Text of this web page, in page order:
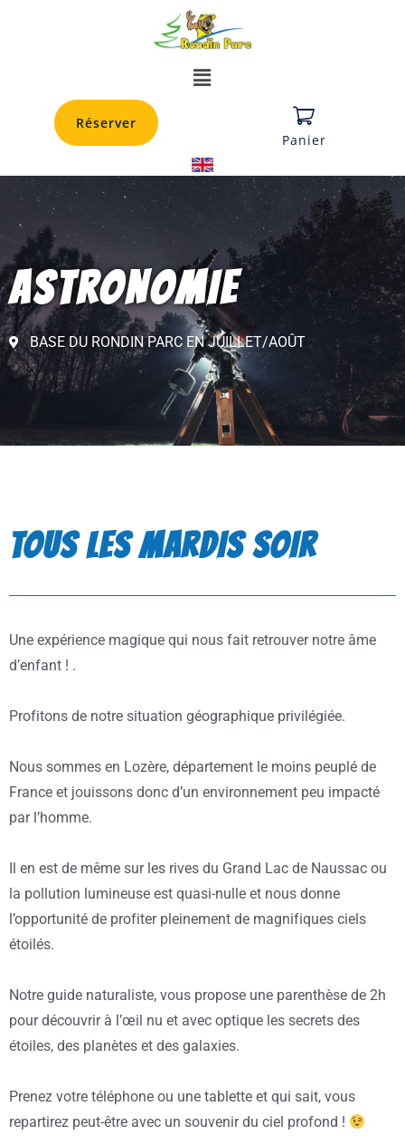
Réserver
Panier
ASTRONOMIE
BASE DU RONDIN PARC EN JUILLET/AOÛT
TOUS LES MARDIS SOIR
Une expérience magique qui nous fait retrouver notre âme
d’enfant ! .
Profitons de notre situation géographique privilégiée.
Nous sommes en Lozère, département le moins peuplé de
France et jouissons donc d’un environnement peu impacté
par l’homme.
Il en est de même sur les rives du Grand Lac de Naussac ou
la pollution lumineuse est quasi-nulle et nous donne
l’opportunité de profiter pleinement de magnifiques ciels
étoilés.
Notre guide naturaliste, vous propose une parenthèse de 2h
pour découvrir à l’œil nu et avec optique les secrets des
étoiles, des planètes et des galaxies.
Prenez votre téléphone ou une tablette et qui sait, vous
repartirez peut-être avec un souvenir du ciel profond !